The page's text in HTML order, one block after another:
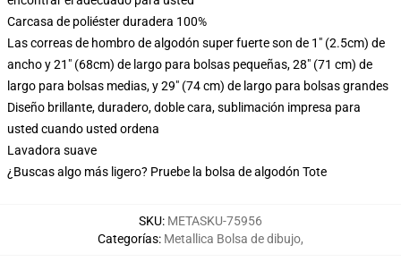
Carcasa de poliéster duradera 100%
Las correas de hombro de algodón super fuerte son de 1" (2.5cm) de
ancho y 21" (68cm) de largo para bolsas pequeñas, 28" (71 cm) de
largo para bolsas medias, y 29" (74 cm) de largo para bolsas grandes
Diseño brillante, duradero, doble cara, sublimación impresa para
usted cuando usted ordena
Lavadora suave
¿Buscas algo más ligero? Pruebe la bolsa de algodón Tote
SKU: METASKU-75956
Categorías: Metallica Bolsa de dibujo,